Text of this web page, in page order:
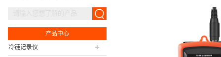
产品中心
冷链记录仪